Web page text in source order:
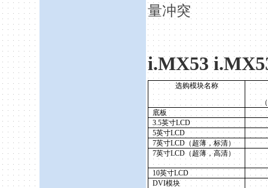
量冲突
i.MX53
选购模块名称
底板
3.5英寸LCD
5英寸LCD
7英寸LCD（超薄，标清）
7英寸LCD（超薄，高清）
10英寸LCD
DVI模块